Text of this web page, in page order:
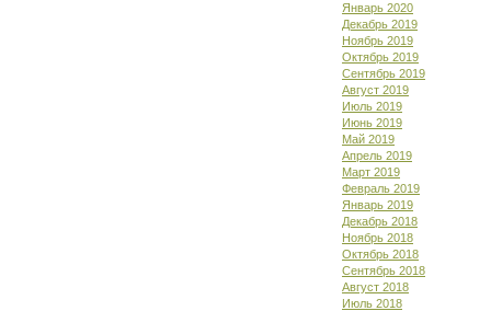
Январь 2020
Декабрь 2019
Ноябрь 2019
Октябрь 2019
Сентябрь 2019
Август 2019
Июль 2019
Июнь 2019
Май 2019
Апрель 2019
Март 2019
Февраль 2019
Январь 2019
Декабрь 2018
Ноябрь 2018
Октябрь 2018
Сентябрь 2018
Август 2018
Июль 2018